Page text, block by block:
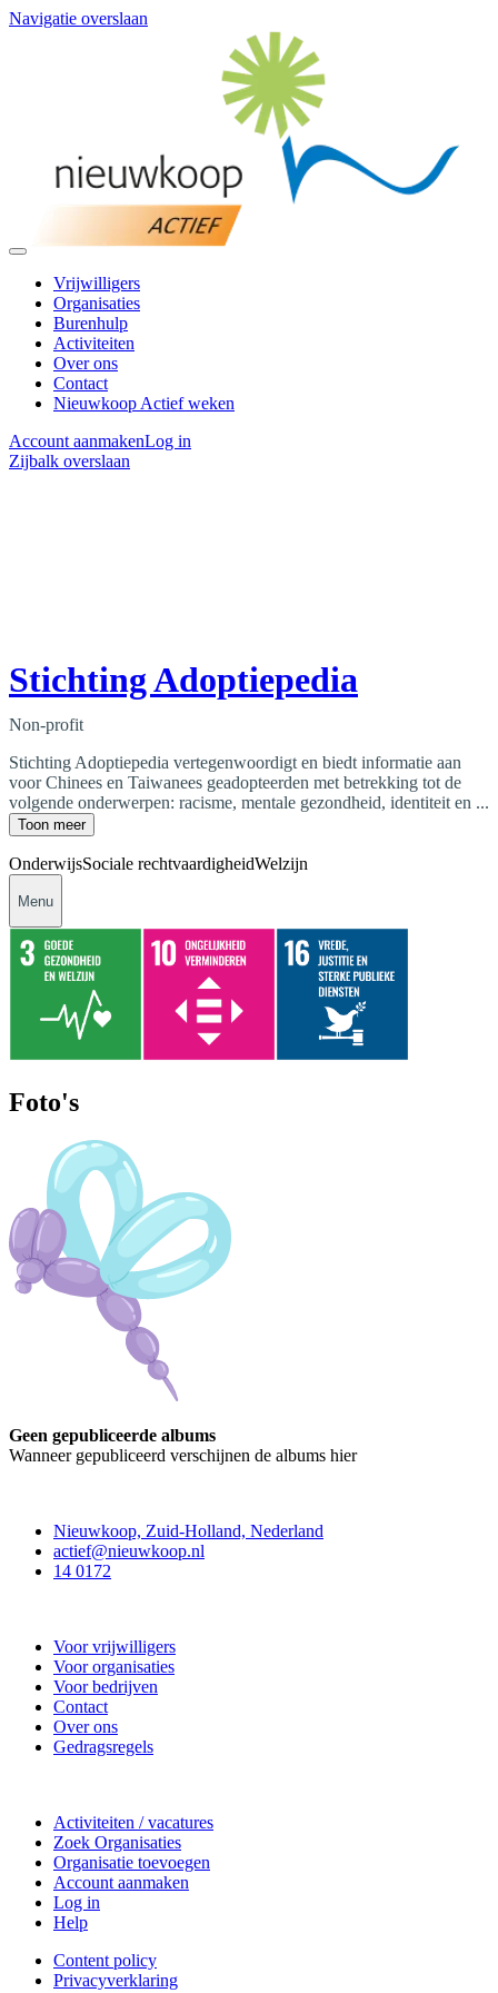
Navigatie overslaan
Vrijwilligers
Organisaties
Burenhulp
Activiteiten
Over ons
Contact
Nieuwkoop Actief weken
Account aanmakenLog in
Zijbalk overslaan
Stichting Adoptiepedia
Non-profit
Stichting Adoptiepedia vertegenwoordigt en biedt informatie aan
voor Chinees en Taiwanees geadopteerden met betrekking tot de
volgende onderwerpen: racisme, mentale gezondheid, identiteit en ...
Toon meer
OnderwijsSociale rechtvaardigheidWelzijn
Menu
Foto's
Geen gepubliceerde albums
Wanneer gepubliceerd verschijnen de albums hier
Nieuwkoop, Zuid-Holland, Nederland
actief@nieuwkoop.nl
14 0172
Voor vrijwilligers
Voor organisaties
Voor bedrijven
Contact
Over ons
Gedragsregels
Activiteiten / vacatures
Zoek Organisaties
Organisatie toevoegen
Account aanmaken
Log in
Help
Content policy
Privacyverklaring